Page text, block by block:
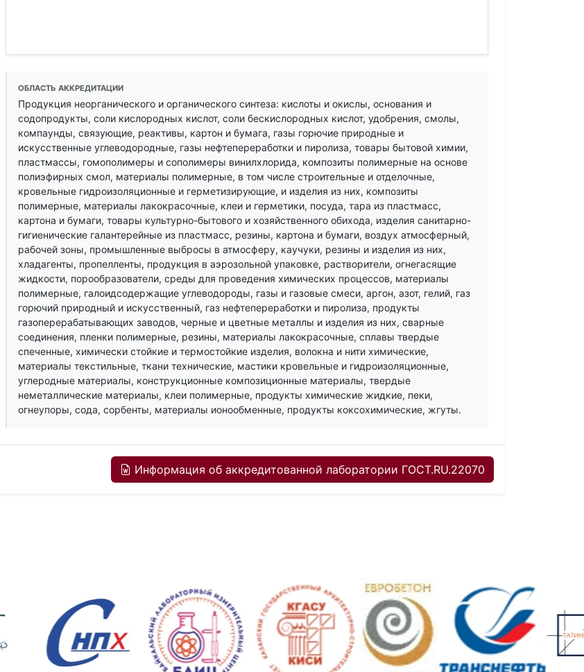
ОБЛАСТЬ АККРЕДИТАЦИИ
Продукция неорганического и органического синтеза: кислоты и окислы, основания и
содопродукты, соли кислородных кислот, соли бескислородных кислот, удобрения, смолы,
компаунды, связующие, реактивы, картон и бумага, газы горючие природные и
искусственные углеводородные, газы нефтепереработки и пиролиза, товары бытовой химии,
пластмассы, гомополимеры и сополимеры винилхлорида, композиты полимерные на основе
полиэфирных смол, материалы полимерные, в том числе строительные и отделочные,
кровельные гидроизоляционные и герметизирующие, и изделия из них, композиты
полимерные, материалы лакокрасочные, клеи и герметики, посуда, тара из пластмасс,
картона и бумаги, товары культурно-бытового и хозяйственного обихода, изделия санитарно-
гигиенические галантерейные из пластмасс, резины, картона и бумаги, воздух атмосферный,
рабочей зоны, промышленные выбросы в атмосферу, каучуки, резины и изделия из них,
хладагенты, пропелленты, продукция в аэрозольной упаковке, растворители, огнегасящие
жидкости, порообразователи, среды для проведения химических процессов, материалы
полимерные, галоидсодержащие углеводороды, газы и газовые смеси, аргон, азот, гелий, газ
горючий природный и искусственный, газ нефтепереработки и пиролиза, продукты
газоперерабатывающих заводов, черные и цветные металлы и изделия из них, сварные
соединения, пленки полимерные, резины, материалы лакокрасочные, сплавы твердые
спеченные, химически стойкие и термостойкие изделия, волокна и нити химические,
материалы текстильные, ткани технические, мастики кровельные и гидроизоляционные,
углеродные материалы, конструкционные композиционные материалы, твердые
неметаллические материалы, клеи полимерные, продукты химические жидкие, пеки,
огнеупоры, сода, сорбенты, материалы ионообменные, продукты коксохимические, жгуты.
Информация об аккредитованной лаборатории ГОСТ.RU.22070